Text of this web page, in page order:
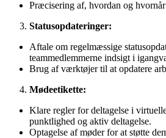
Præcisering af, hvordan og hvornår
Statusopdateringer:
Aftale om regelmæssige
teammedlemmerne indsigt i
Brug af værktøjer til at opdatere
Mødeetikette:
Klare regler for deltagelse i
punktlighed og aktiv deltagelse.
Optagelse af møder for at støtte